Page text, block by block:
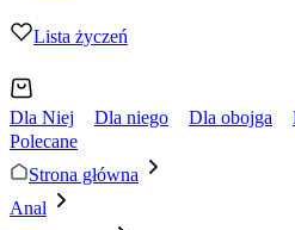
Lista życzeń
Dla Niej Dla niego Dla obojga
Polecane
Strona główna
Anal